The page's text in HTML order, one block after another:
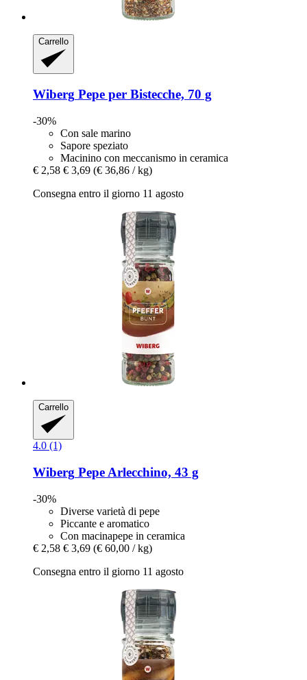
Carrello
Wiberg Pepe per Bistecche, 70 g
-30%
Con sale marino
Sapore speziato
Macinino con meccanismo in ceramica
€ 2,58 € 3,69 (€ 36,86 / kg)
Consegna entro il giorno 11 agosto
Carrello
4.0 (1)
Wiberg Pepe Arlecchino, 43 g
-30%
Diverse varietà di pepe
Piccante e aromatico
Con macinapepe in ceramica
€ 2,58 € 3,69 (€ 60,00 / kg)
Consegna entro il giorno 11 agosto